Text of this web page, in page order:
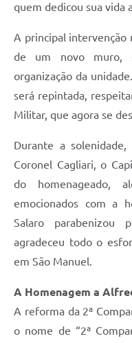
quem dedicou sua vida
A principal intervenção
de um novo muro,
organização da
será repintada,
Militar, que agora se
Durante a
Coronel Cagliari, o
do homenageado,
emocionados com a
Salaro parabenizou
agradeceu todo o
em São Manuel.
A Homenagem a
A reforma da 2ª
o nome de “2ª